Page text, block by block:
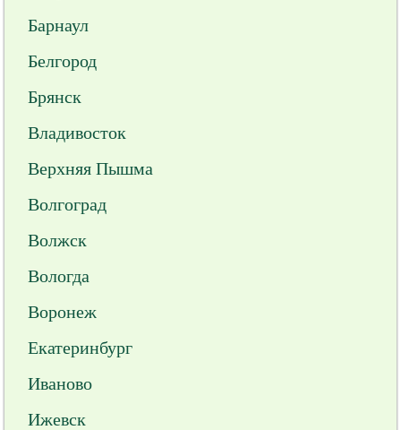
Барнаул
Белгород
Брянск
Владивосток
Верхняя Пышма
Волгоград
Волжск
Вологда
Воронеж
Екатеринбург
Иваново
Ижевск